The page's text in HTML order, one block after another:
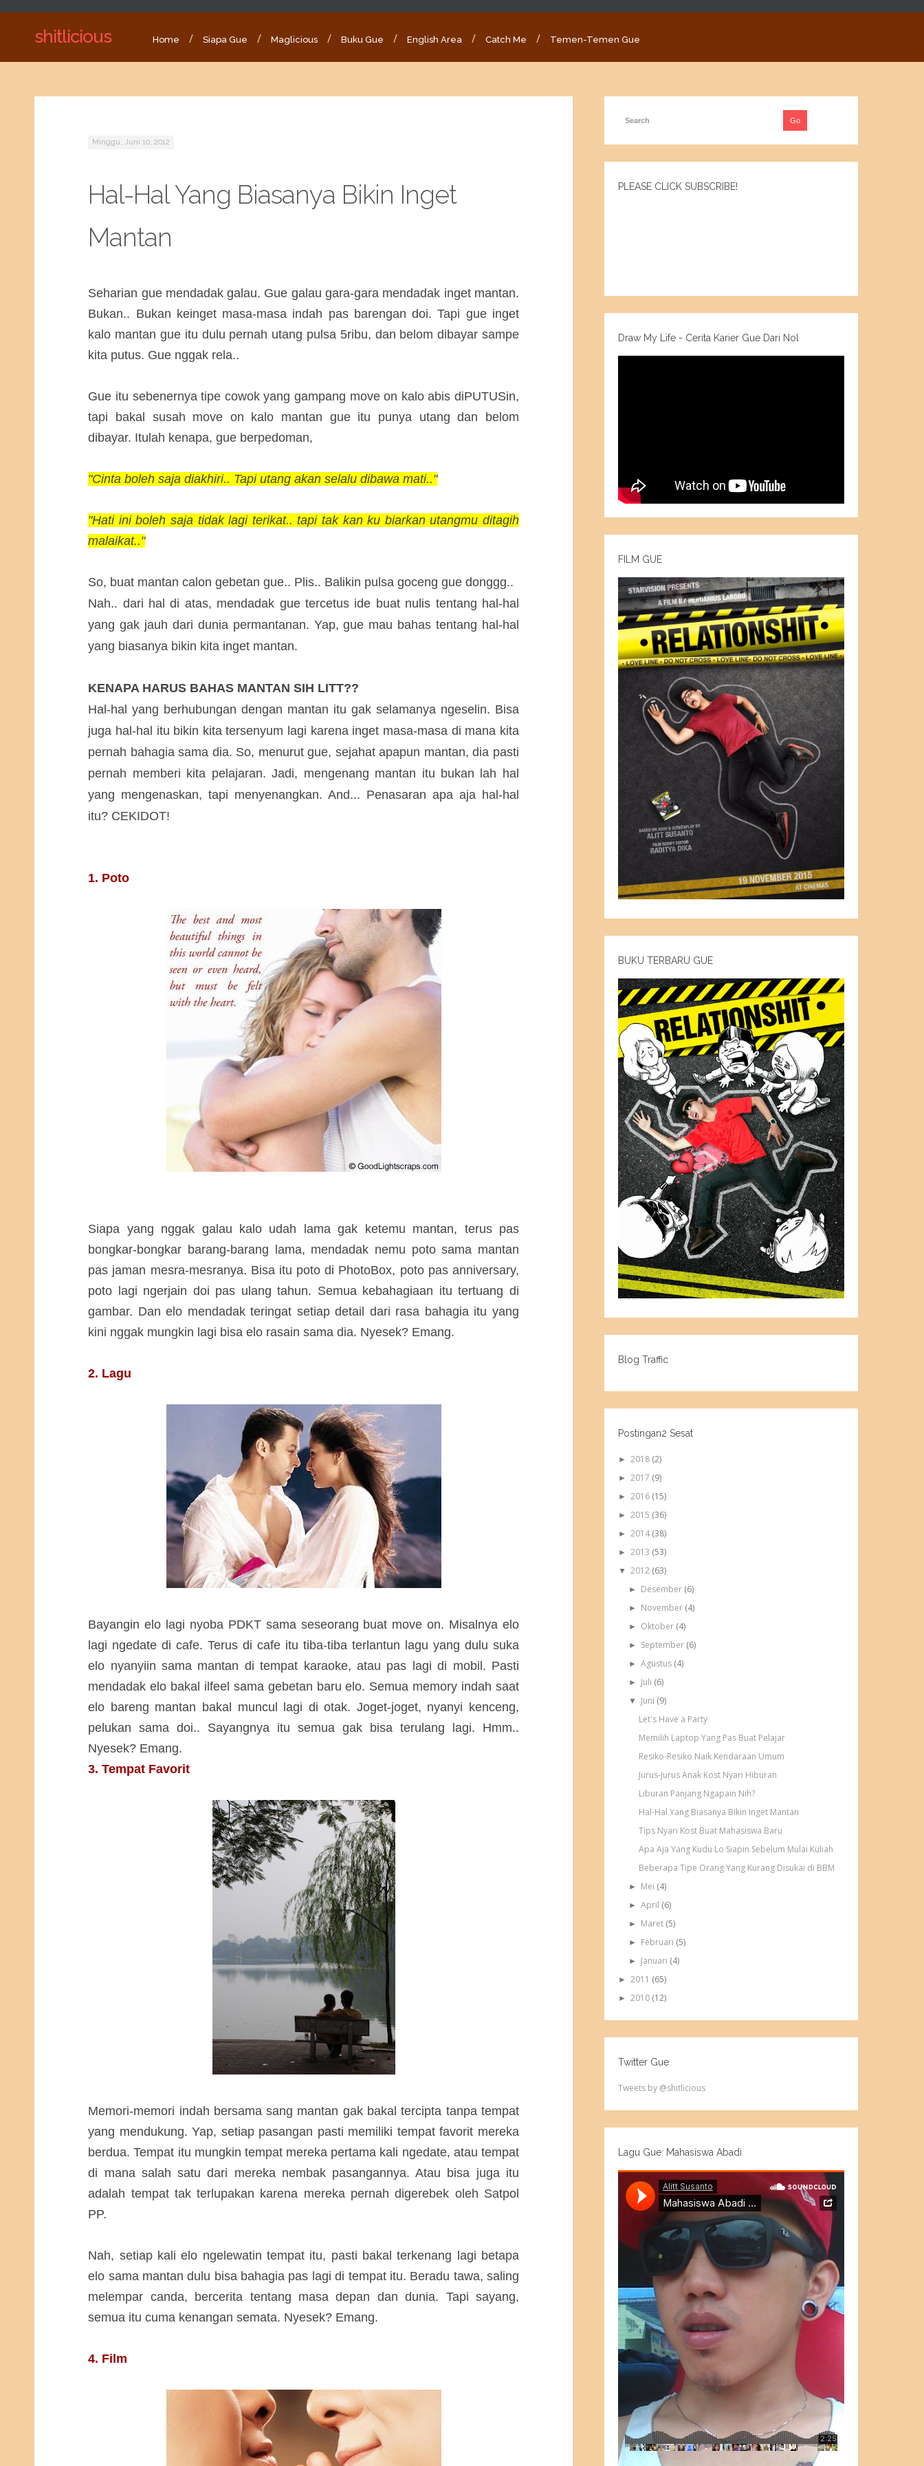
shitlicious Home Siapa Gue Maglicious Buku Gue English Area Catch Me Temen-Temen Gue
Minggu, Juni 10, 2012
Hal-Hal Yang Biasanya Bikin Inget
Mantan
Seharian gue mendadak galau. Gue galau gara-gara mendadak inget mantan.
Bukan.. Bukan keinget masa-masa indah pas barengan doi. Tapi gue inget
kalo mantan gue itu dulu pernah utang pulsa 5ribu, dan belom dibayar sampe
kita putus. Gue nggak rela..
Gue itu sebenernya tipe cowok yang gampang move on kalo abis diPUTUSin,
tapi bakal susah move on kalo mantan gue itu punya utang dan belom
dibayar. Itulah kenapa, gue berpedoman,
"Cinta boleh saja diakhiri.. Tapi utang akan selalu dibawa mati.."
"Hati ini boleh saja tidak lagi terikat.. tapi tak kan ku biarkan utangmu ditagih
malaikat.."
So, buat mantan calon gebetan gue.. Plis.. Balikin pulsa goceng gue donggg..
Nah.. dari hal di atas, mendadak gue tercetus ide buat nulis tentang hal-hal
yang gak jauh dari dunia permantanan. Yap, gue mau bahas tentang hal-hal
yang biasanya bikin kita inget mantan.
KENAPA HARUS BAHAS MANTAN SIH LITT??
Hal-hal yang berhubungan dengan mantan itu gak selamanya ngeselin. Bisa
juga hal-hal itu bikin kita tersenyum lagi karena inget masa-masa di mana kita
pernah bahagia sama dia. So, menurut gue, sejahat apapun mantan, dia pasti
pernah memberi kita pelajaran. Jadi, mengenang mantan itu bukan lah hal
yang mengenaskan, tapi menyenangkan. And... Penasaran apa aja hal-hal
itu? CEKIDOT!
1. Poto
Siapa yang nggak galau kalo udah lama gak ketemu mantan, terus pas
bongkar-bongkar barang-barang lama, mendadak nemu poto sama mantan
pas jaman mesra-mesranya. Bisa itu poto di PhotoBox, poto pas anniversary,
poto lagi ngerjain doi pas ulang tahun. Semua kebahagiaan itu tertuang di
gambar. Dan elo mendadak teringat setiap detail dari rasa bahagia itu yang
kini nggak mungkin lagi bisa elo rasain sama dia. Nyesek? Emang.
2. Lagu
Bayangin elo lagi nyoba PDKT sama seseorang buat move on. Misalnya elo
lagi ngedate di cafe. Terus di cafe itu tiba-tiba terlantun lagu yang dulu suka
elo nyanyiin sama mantan di tempat karaoke, atau pas lagi di mobil. Pasti
mendadak elo bakal ilfeel sama gebetan baru elo. Semua memory indah saat
elo bareng mantan bakal muncul lagi di otak. Joget-joget, nyanyi kenceng,
pelukan sama doi.. Sayangnya itu semua gak bisa terulang lagi. Hmm..
Nyesek? Emang.
3. Tempat Favorit
Memori-memori indah bersama sang mantan gak bakal tercipta tanpa tempat
yang mendukung. Yap, setiap pasangan pasti memiliki tempat favorit mereka
berdua. Tempat itu mungkin tempat mereka pertama kali ngedate, atau tempat
di mana salah satu dari mereka nembak pasangannya. Atau bisa juga itu
adalah tempat tak terlupakan karena mereka pernah digerebek oleh Satpol
PP.
Nah, setiap kali elo ngelewatin tempat itu, pasti bakal terkenang lagi betapa
elo sama mantan dulu bisa bahagia pas lagi di tempat itu. Beradu tawa, saling
melempar canda, bercerita tentang masa depan dan dunia. Tapi sayang,
semua itu cuma kenangan semata. Nyesek? Emang.
4. Film
PLEASE CLICK SUBSCRIBE!
Draw My Life - Cerita Karier Gue Dari Nol
FILM GUE
BUKU TERBARU GUE
Blog Traffic
Postingan2 Sesat
►2018 (2)
►2017 (9)
►2016 (15)
►2015 (36)
►2014 (38)
►2013 (53)
▼2012 (63)
► Desember (6)
► November (4)
► Oktober (4)
► September (6)
► Agustus (4)
► Juli (6)
▼ Juni (9)
Let's Have a Party
Memilih Laptop Yang Pas Buat Pelajar
Resiko-Resiko Naik Kendaraan Umum
Jurus-Jurus Anak Kost Nyari Hiburan
Liburan Panjang Ngapain Nih?
Hal-Hal Yang Biasanya Bikin Inget Mantan
Tips Nyari Kost Buat Mahasiswa Baru
Apa Aja Yang Kudu Lo Siapin Sebelum Mulai Kuliah
Beberapa Tipe Orang Yang Kurang Disukai di BBM
► Mei (4)
► April (6)
► Maret (5)
► Februari (5)
► Januari (4)
►2011 (65)
►2010 (12)
Twitter Gue
Tweets by @shitlicious
Lagu Gue: Mahasiswa Abadi